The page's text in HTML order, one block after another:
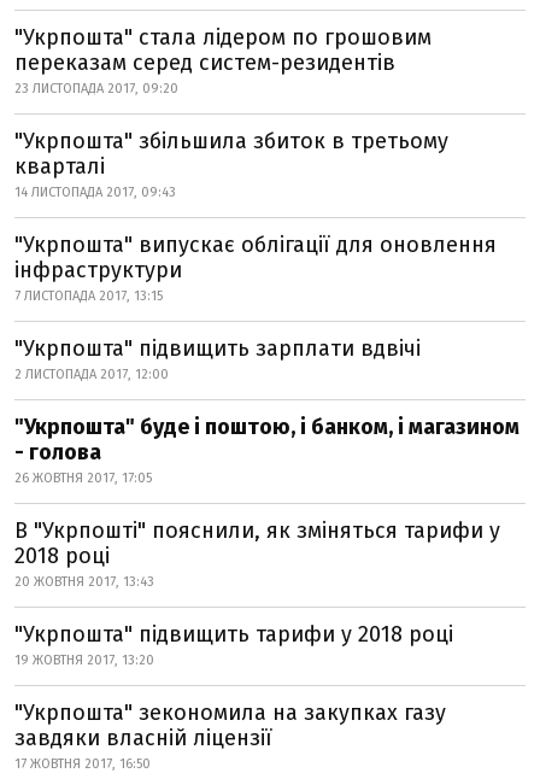
"Укрпошта" стала лідером по грошовим
переказам серед систем-резидентів
23 ЛИСТОПАДА 2017, 09:20
"Укрпошта" збільшила збиток в третьому
кварталі
14 ЛИСТОПАДА 2017, 09:43
"Укрпошта" випускає облігації для оновлення
інфраструктури
7 ЛИСТОПАДА 2017, 13:15
"Укрпошта" підвищить зарплати вдвічі
2 ЛИСТОПАДА 2017, 12:00
"Укрпошта" буде і поштою, і банком, і магазином
- голова
26 ЖОВТНЯ 2017, 17:05
В "Укрпошті" пояснили, як зміняться тарифи у
2018 році
20 ЖОВТНЯ 2017, 13:43
"Укрпошта" підвищить тарифи у 2018 році
19 ЖОВТНЯ 2017, 13:20
"Укрпошта" зекономила на закупках газу
завдяки власній ліцензії
17 ЖОВТНЯ 2017, 16:50